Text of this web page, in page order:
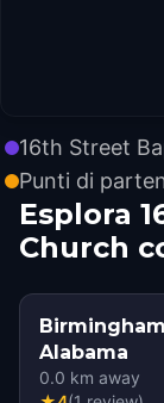
16th Street
Punti di
Esplora
Church
Alabama
0.0 km away